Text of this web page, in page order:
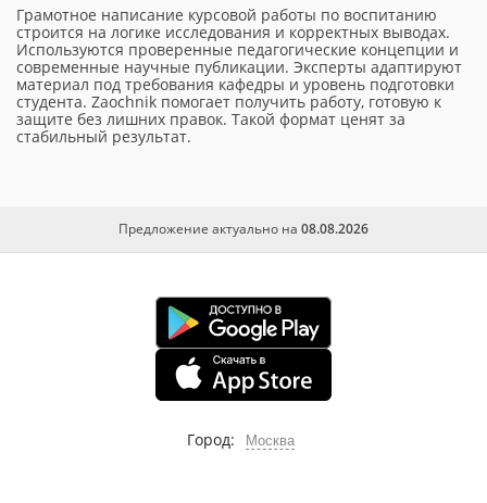
Грамотное написание курсовой работы по воспитанию
строится на логике исследования и корректных выводах.
Используются проверенные педагогические концепции и
современные научные публикации. Эксперты адаптируют
материал под требования кафедры и уровень подготовки
студента. Zaochnik помогает получить работу, готовую к
защите без лишних правок. Такой формат ценят за
стабильный результат.
Предложение актуально на 08.08.2026
Город: Москва